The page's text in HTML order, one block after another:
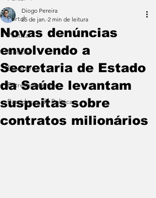
Portal
Política
Notícias
Esporte
Entretenimento
Bastidores da Política
Novas denúncias
envolvendo a
Secretaria de Estado
da Saúde levantam
suspeitas sobre
contratos milionários
Diogo Pereira
25 de jan. 2 min de leitura